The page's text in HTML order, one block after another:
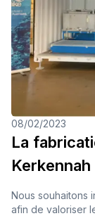
08/02/2023
La
Nous souhaitons
afin de valoriser